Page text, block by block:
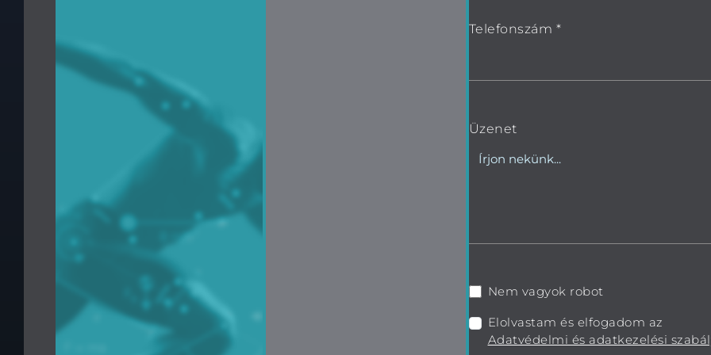
Telefonszám *
Üzenet
Nem vagyok robot
Elolvastam és elfogadom az
Adatvédelmi és adatkezelési